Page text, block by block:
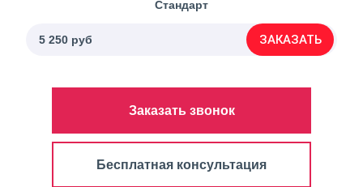
Стандарт
5 250 руб ЗАКАЗАТЬ
Заказать звонок
Бесплатная консультация